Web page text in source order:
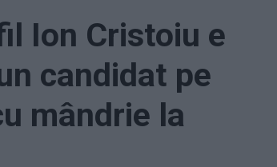
Ion Cristoiu e
candidat pe
mândrie la